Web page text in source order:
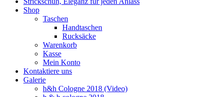
Shop
Taschen
Handtaschen
Rucksäcke
Warenkorb
Kasse
Mein Konto
Kontaktiere uns
Galerie
h&h Cologne 2018 (Video)